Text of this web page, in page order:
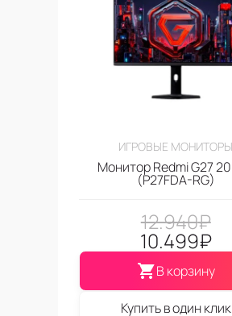
ИГРОВЫЕ МОНИТОРЫ
Монитор Redmi G27
(P27FDA-RG)
12.940₽
10.499₽
В корзину
Купить в один клик